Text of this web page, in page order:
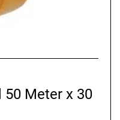
50 Meter x 30